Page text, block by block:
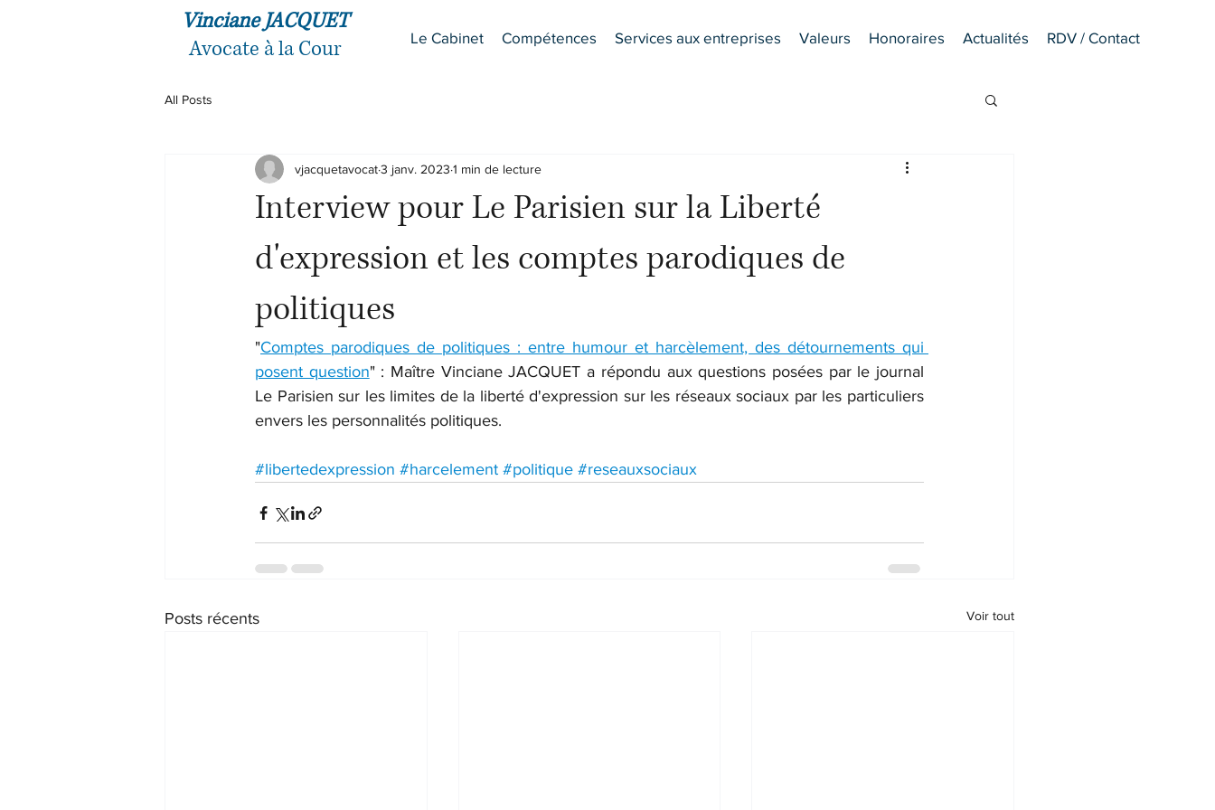
Le Cabinet Compétences Services aux entreprises Valeurs Honoraires Actualités RDV / Contact
Vinciane JACQUET
Avocate à la Cour
All Posts
Interview pour Le Parisien sur la Liberté
d'expression et les comptes parodiques de
politiques
vjacquetavocat3 janv. 2023 1 min de lecture
"Comptes parodiques de politiques : entre humour et harcèlement, des détournements qui
posent question" : Maître Vinciane JACQUET a répondu aux questions posées par le journal
Le Parisien sur les limites de la liberté d'expression sur les réseaux sociaux par les particuliers
envers les personnalités politiques.
#libertedexpression #harcelement #politique #reseauxsociaux
Posts récents Voir tout